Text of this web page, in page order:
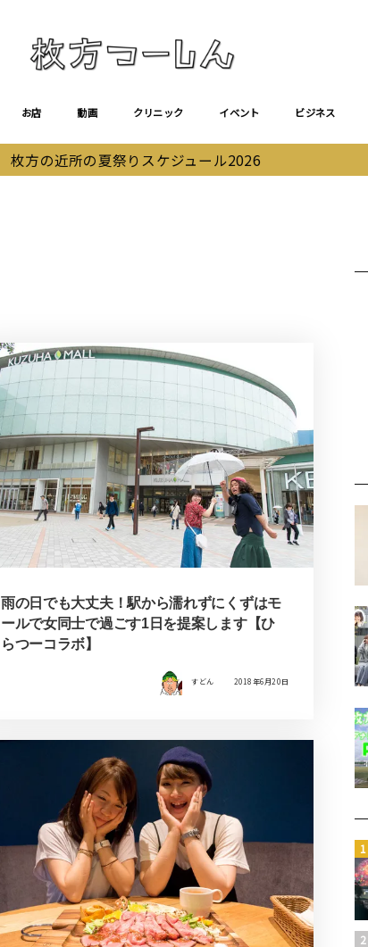
お店 動画 クリニック イベント ビジネス
枚方の近所の夏祭りスケジュール2026
雨の日でも大丈夫！駅から濡れずにくずはモ
ールで女同士で過ごす1日を提案します【ひ
らつーコラボ】
すどん 2018年6月20日